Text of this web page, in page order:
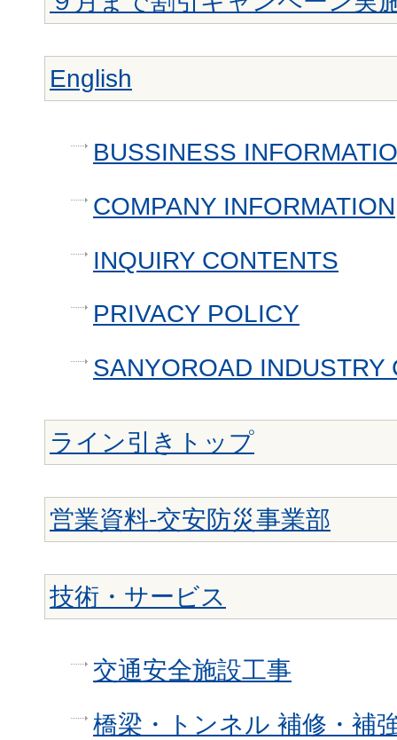
English
BUSSINESS
COMPANY INFORMATION
INQUIRY CONTENTS
PRIVACY POLICY
SANYOROAD INDUSTRY
ライン引きトップ
営業資料-交安防災事業部
技術・サービス
交通安全施設工事
橋梁・トンネル 補修・補